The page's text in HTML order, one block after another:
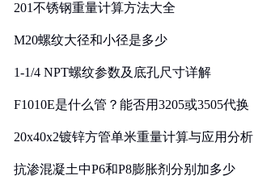
201不锈钢重量计算方法大全
M20螺纹大径和小径是多少
1-1/4 NPT螺纹参数及底孔尺寸详解
F1010E是什么管？能否用3205或3505代换
20x40x2镀锌方管单米重量计算与应用分析
抗渗混凝土中P6和P8膨胀剂分别加多少